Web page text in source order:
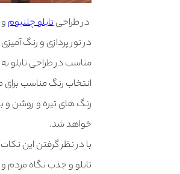
در طراحیتابلو چلنیوم
در نور پردازی و رنگ
مناسب در طراحی تابلو
انتخاب رنگ مناسب برای
رنگ های تیره و روشن و
خواهد شد.
با در نظر گرفتن این
تابلو و جذب نگاه مردم